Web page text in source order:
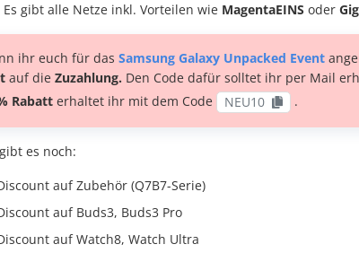
Es gibt alle Netze inkl. Vorteilen wie MagentaEINS oder
ihr euch für das Samsung Galaxy Unpacked Event
auf die Zuzahlung. Den Code dafür solltet ihr per Mail
Rabatt erhaltet ihr mit dem Code NEU10 .
es noch:
auf Zubehör (Q7B7-Serie)
auf Buds3, Buds3 Pro
auf Watch8, Watch Ultra